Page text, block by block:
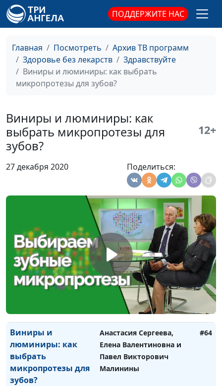
ПОДДЕРЖИТЕ НАС
Главная Посмотреть
Архив ТВ программ
Здоровье без лекарств
Здравствуйте
Виниры и люминиры: как выбрать
микропротезы для зубов?
Виниры и люминиры: как
выбрать микропротезы для
зубов?
12+
27 декабря 2020 Поделиться:
детей: почему
молодеют болезни
зубов
Елена Валентиновна и
Павел Викторович
Детское здоровье:
внимание на
молочные зубы
Анастасия Сергеева,
Елена Валентиновна и
Павел Викторович
Малинины
неправильный
прикус? Как
исправить прикус?
Елена Валентиновна и
Павел Викторович
Воспаления в
Анастасия Сергеева,
Елена Валентиновна и
Павел Викторович
Малинины
Анастасия Сергеева,
Елена Валентиновна и
Павел Викторович
Малинины
#66
Виды
протезирования
Анастасия Сергеева,
Елена Валентиновна и
Павел Викторович
Малинины
#65
Виниры и
люминиры: как
выбрать
микропротезы для
зубов?
Анастасия Сергеева,
Елена Валентиновна и
Павел Викторович
Малинины
#64